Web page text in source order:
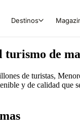
Destinos
de
de turistas,
y de calidad que